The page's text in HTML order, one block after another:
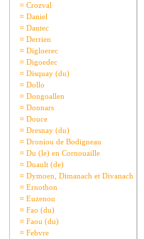
¤ Crozval
¤ Daniel
¤ Dantec
¤ Derrien
¤ Digloerec
¤ Digoedec
¤ Disquay (du)
¤ Dollo
¤ Dongoallen
¤ Donnars
¤ Douce
¤ Dresnay (du)
¤ Droniou de Bodigneau
¤ Du (le) en Cornouaille
¤ Duault (de)
¤ Dymoen, Dimanach et Divanach
¤ Ernothon
¤ Euzenou
¤ Fao (du)
¤ Faou (du)
¤ Febvre